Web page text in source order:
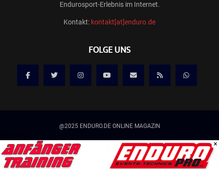
Endurosport-Erlebnis im Internet.
Kontakt: kontakt[at]enduro.de
FOLGE UNS
@2025 ENDURO.DE ONLINE MAGAZIN
Kontakt
Mediadaten/Werbung
Allgemeine Geschäftsbedingungen
Impressum
×